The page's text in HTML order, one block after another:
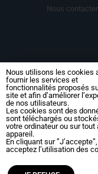
Nous contacter
LA
Abonnements
Le magazine
Packs
Dossiers
Nous utilisons les cookies
fournir les services et
fonctionnalités proposés
site et afin d’améliorer
de nos utilisateurs.
Les cookies sont des
sont téléchargés ou
votre ordinateur ou sur tout
appareil.
En cliquant sur
acceptez l’utilisation des